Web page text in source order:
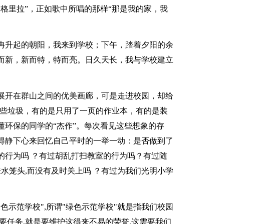
拉”，正如歌中所唱的那样“那是我的家，我
起的朝阳，我来到学校；下午，踏着夕阳的余
，新而特，特而亮。日久天长，我与学校建立
在群山之间的优美画廊，可是走进校园，却给
垃圾，有的是只用了一页的作业本，有的是装
保的同学的“杰作”。每次看见这些想象的存
下心来回忆自己平时的一举一动：是否做到了
为吗 ？有过胡乱打扫教室的行为吗？有过随
笼头,而没有及时关上吗 ？有过为我们光明小学
范学校",所谓"绿色示范学校"就是指我们校园
任务,就是要维护这得来不易的荣誉,这需要我们